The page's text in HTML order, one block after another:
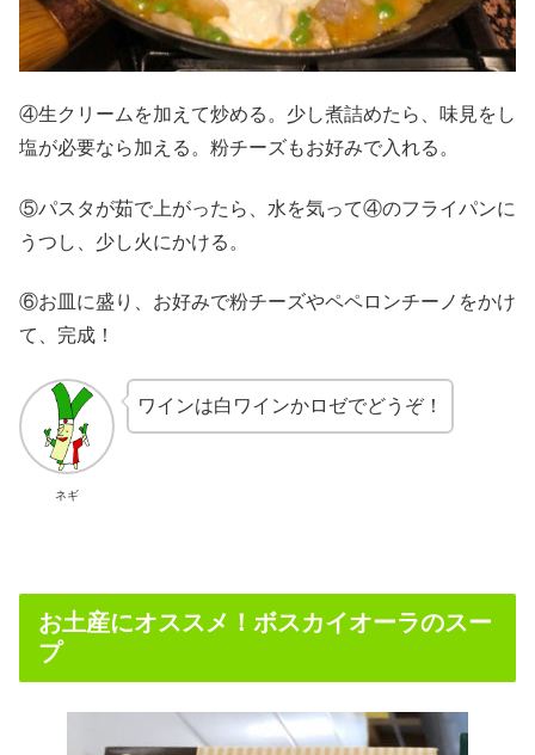
④生クリームを加えて炒める。少し煮詰めたら、味見をし
塩が必要なら加える。粉チーズもお好みで入れる。
⑤パスタが茹で上がったら、水を気って④のフライパンに
うつし、少し火にかける。
⑥お皿に盛り、お好みで粉チーズやペペロンチーノをかけ
て、完成！
ネギ
ワインは白ワインかロゼでどうぞ！
お土産にオススメ！ボスカイオーラのスー
プ